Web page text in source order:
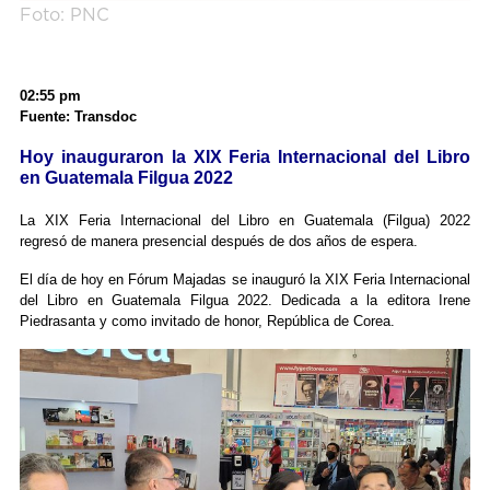
Foto: PNC
02:55 pm
Fuente: Transdoc
Hoy inauguraron la XIX Feria Internacional del Libro
en Guatemala Filgua 2022
La XIX Feria Internacional del Libro en Guatemala (Filgua) 2022
regresó de manera presencial después de dos años de espera.
El día de hoy en Fórum Majadas se inauguró la XIX Feria Internacional
del Libro en Guatemala Filgua 2022. Dedicada a la editora Irene
Piedrasanta y como invitado de honor, República de Corea.